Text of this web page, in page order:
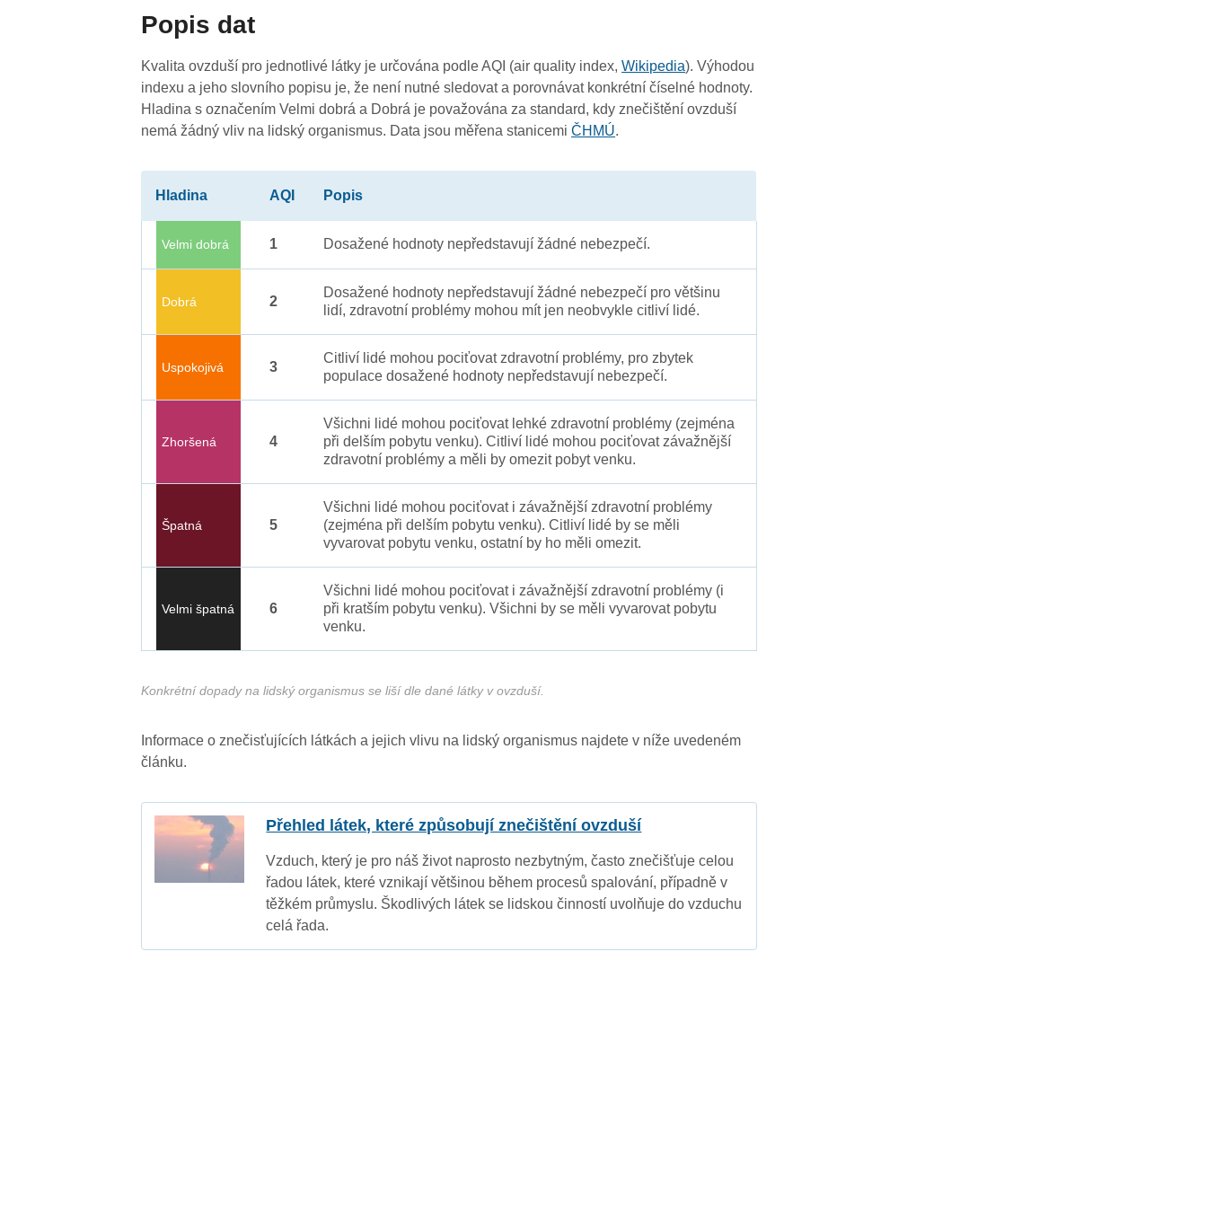
3
3
2
3
Popis dat
Kvalita ovzduší pro jednotlivé látky je určována podle AQI (air quality index,Wikipedia). Výhodou
indexu a jeho slovního popisu je, že není nutné sledovat a porovnávat konkrétní číselné hodnoty.
Hladina s označením Velmi dobrá a Dobrá je považována za standard, kdy znečištění ovzduší
nemá žádný vliv na lidský organismus. Data jsou měřena stanicemiČHMÚ.
Hladina AQI Popis
Velmi dobrá 1 Dosažené hodnoty nepředstavují žádné nebezpečí.
Dobrá 2
Dosažené hodnoty nepředstavují žádné nebezpečí pro většinu
lidí, zdravotní problémy mohou mít jen neobvykle citliví lidé.
Uspokojivá 3
Citliví lidé mohou pociťovat zdravotní problémy, pro zbytek
populace dosažené hodnoty nepředstavují nebezpečí.
Zhoršená 4
Všichni lidé mohou pociťovat lehké zdravotní problémy (zejména
při delším pobytu venku). Citliví lidé mohou pociťovat závažnější
zdravotní problémy a měli by omezit pobyt venku.
Špatná 5
Všichni lidé mohou pociťovat i závažnější zdravotní problémy
(zejména při delším pobytu venku). Citliví lidé by se měli
vyvarovat pobytu venku, ostatní by ho měli omezit.
Velmi špatná 6
Všichni lidé mohou pociťovat i závažnější zdravotní problémy (i
při kratším pobytu venku). Všichni by se měli vyvarovat pobytu
venku.
Konkrétní dopady na lidský organismus se liší dle dané látky v ovzduší.
Informace o znečisťujících látkách a jejich vlivu na lidský organismus najdete v níže uvedeném
článku.
Přehled látek, které způsobují znečištění ovzduší
Vzduch, který je pro náš život naprosto nezbytným, často znečišťuje celou
řadou látek, které vznikají většinou během procesů spalování, případně v
těžkém průmyslu. Škodlivých látek se lidskou činností uvolňuje do vzduchu
celá řada.